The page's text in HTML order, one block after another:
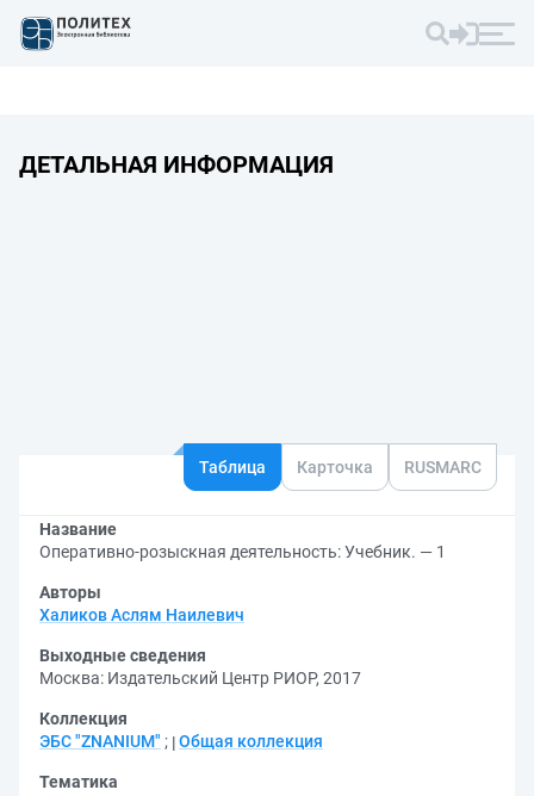
ДЕТАЛЬНАЯ ИНФОРМАЦИЯ
Таблица Карточка RUSMARC
Название
Оперативно-розыскная деятельность: Учебник. — 1
Авторы
Халиков Аслям Наилевич
Выходные сведения
Москва: Издательский Центр РИОР, 2017
Коллекция
ЭБС "ZNANIUM" ; Общая коллекция
Тематика